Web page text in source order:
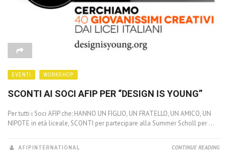
EVENTI WORKSHOP
SCONTI AI SOCI AFIP PER “DESIGN IS YOUNG”
Per tutti i Soci AFIP che: HANNO UN FIGLIO, UN FRATELLO, UN AMICO, UN
NIPOTE in età liceale, SCONTI per partecipare alla Summer Scholl per ...
AFIPINTERNATIONAL CONTINUE READING